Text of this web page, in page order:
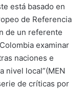
está basado en
de Referencia
de un referente
examinar
naciones e
nivel local”(MEN
de críticas por